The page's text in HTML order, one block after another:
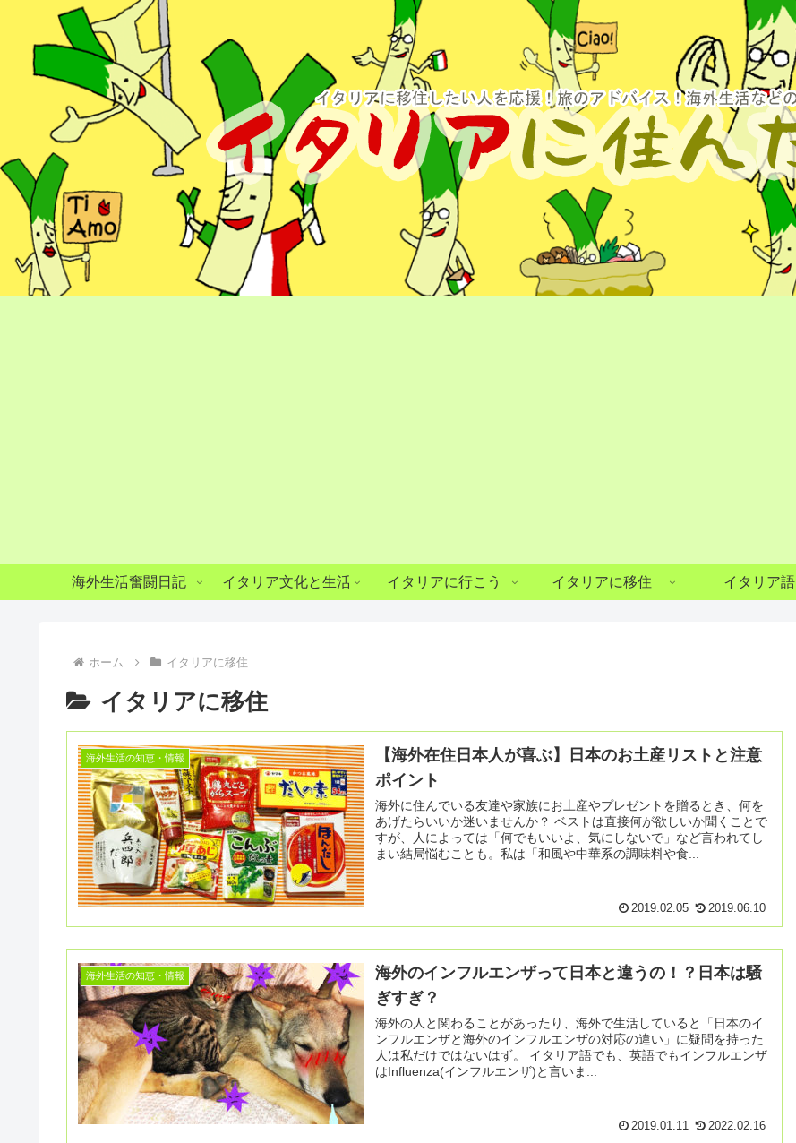
海外生活奮闘日記 イタリア文化と生活 イタリアに行こう イタリアに移住 イタリア語
ホーム イタリアに移住
イタリアに移住
海外生活の知恵・情報
【海外在住日本人が喜ぶ】日本のお土産リストと注意
ポイント
海外に住んでいる友達や家族にお土産やプレゼントを贈るとき、何を
あげたらいいか迷いませんか？ ベストは直接何が欲しいか聞くことで
すが、人によっては「何でもいいよ、気にしないで」など言われてし
まい結局悩むことも。私は「和風や中華系の調味料や食...
2019.02.05 2019.06.10
海外生活の知恵・情報
海外のインフルエンザって日本と違うの！？日本は騒
ぎすぎ？
海外の人と関わることがあったり、海外で生活していると「日本のイ
ンフルエンザと海外のインフルエンザの対応の違い」に疑問を持った
人は私だけではないはず。 イタリア語でも、英語でもインフルエンザ
はInfluenza(インフルエンザ)と言いま...
2019.01.11 2022.02.16